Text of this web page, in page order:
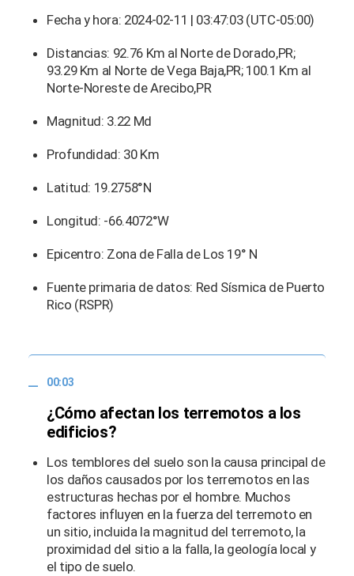
Fecha y hora: 2024-02-11 | 03:47:03 (UTC-05:00)
Distancias: 92.76 Km al Norte de Dorado,PR;
93.29 Km al Norte de Vega Baja,PR; 100.1 Km al
Norte-Noreste de Arecibo,PR
Magnitud: 3.22 Md
Profundidad: 30 Km
Latitud: 19.2758°N
Longitud: -66.4072°W
Epicentro: Zona de Falla de Los 19° N
Fuente primaria de datos: Red Sísmica de Puerto
Rico (RSPR)
00:03
¿Cómo afectan los terremotos a los
edificios?
Los temblores del suelo son la causa principal de
los daños causados ​​por los terremotos en las
estructuras hechas por el hombre. Muchos
factores influyen en la fuerza del terremoto en
un sitio, incluida la magnitud del terremoto, la
proximidad del sitio a la falla, la geología local y
el tipo de suelo.